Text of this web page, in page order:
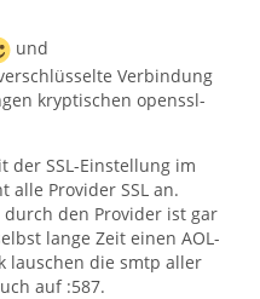
und
Verbindung
kryptischen openssl-
der SSL-Einstellung im
Provider SSL an.
den Provider ist gar
lange Zeit einen AOL-
lauschen die smtp aller
auf :587.